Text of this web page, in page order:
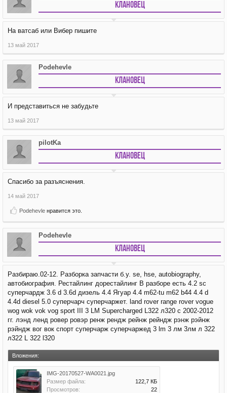
Клановец
На ватсаб или Вибер пишите
13 май 2017
Podehevle
Клановец
И представиться не забудьте
13 май 2017
pilotKa
Клановец
Спасибо за разъяснения.
14 май 2017
Podehevle нравится это.
Podehevle
Клановец
Разбираю.02-12. Разборка запчасти б.у. se, hse, autobiography,
автобиография. Рестайлинг дорестайлинг В разборе есть 4.2 sc
суперчардж 3.6 d 3.6d дизель 4.4 Ягуар 4.4 m62-tu m62 b44 4.4 d
4.4d diesel 5.0 суперчарч суперчаржет. land rover range rover vogue
wog wok vok vog sport III 3 LM Supercharged L322 л320 с 2002-2012
гг. лэнд ленд ровер ровэр ренж рендж рейнж рейндж рэнж рэйнж
рэйндж вог вок спорт суперчарж суперчаржед 3 lm 3 лм 3лм л 322
л322 L 322 l320
Вложения:
IMG-20170527-WA0021.jpg
Размер файла:
122,7 КБ
Просмотров:
22